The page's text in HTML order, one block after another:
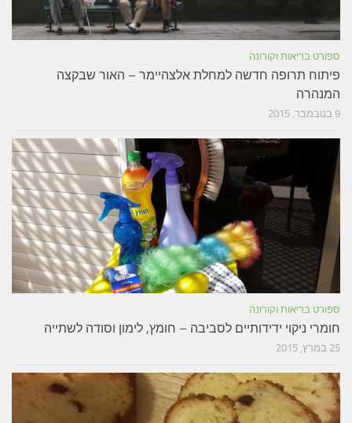
ספורט בריאות וקורונה
פיתוח תרופה חדשה למחלת אלצהיימר – האור שבקצה
המנהרה
9 בנובמבר, 2015
ספורט בריאות וקורונה
חומרי ניקוי ידידותיים לסביבה – חומץ, לימון וסודה לשתייה
25 במרץ, 2015